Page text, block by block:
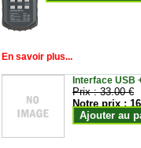
En savoir plus...
Interface USB
Prix :33.00 €
Notre prix :
Ajouter au